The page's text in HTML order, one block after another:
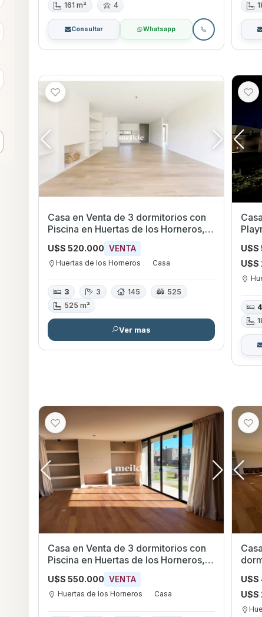
161 m²
4
Consultar Whatsapp
Casa en Venta de 3 dormitorios con
Piscina en Huertas de los Horneros,
U$S 520.000 VENTA
Huertas de los Horneros Casa
3 3 145
525
525 m²
Ver mas
U$S
U$S
4
Casa en Venta de 3 dormitorios con
Piscina en Huertas de los Horneros,
U$S 550.000 VENTA
Huertas de los Horneros Casa
de
U$S